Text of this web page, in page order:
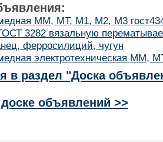
ММ, МТ, М1, М2, М3
3282 вязальную
ферросилиций, чугун
электротехническая ММ,
в раздел "Доска
объявлений >>